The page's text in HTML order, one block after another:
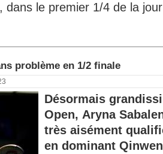
dans le premier 1/4 de la
problème en 1/2 finale
Désormais
Open, Aryna
très aisément
en dominant